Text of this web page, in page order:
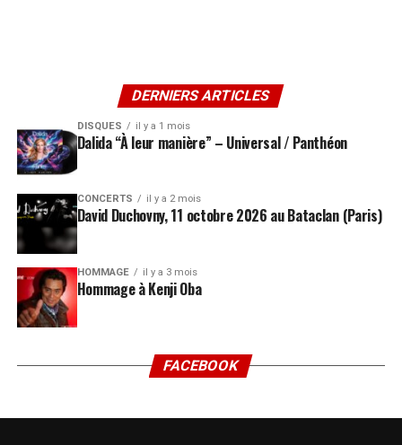
DERNIERS ARTICLES
DISQUES il y a 1 mois
Dalida “À leur manière” – Universal / Panthéon
CONCERTS il y a 2 mois
David Duchovny, 11 octobre 2026 au Bataclan (Paris)
HOMMAGE il y a 3 mois
Hommage à Kenji Oba
FACEBOOK